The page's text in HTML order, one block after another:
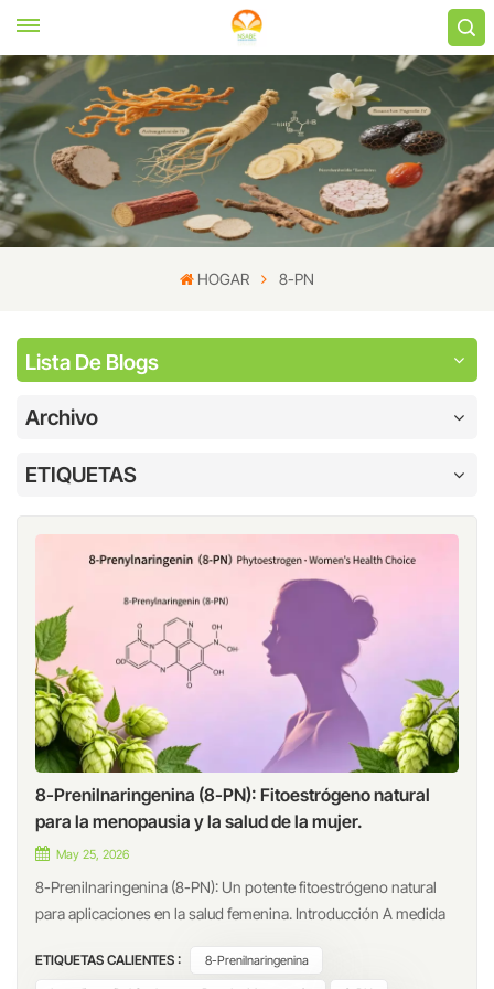
HOGAR 8-PN
Lista De Blogs
Archivo
ETIQUETAS
8-Prenilnaringenina (8-PN): Fitoestrógeno natural
para la menopausia y la salud de la mujer.
May 25, 2026
8-Prenilnaringenina (8-PN): Un potente fitoestrógeno natural
para aplicaciones en la salud femenina. Introducción A medida
los fitoestrógenos han captado cada vez más la atención en los
ETIQUETAS CALIENTES : 8-Prenilnaringenina